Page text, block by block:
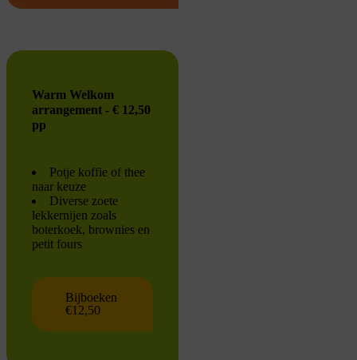
Warm Welkom
arrangement - € 12,50
pp
Potje koffie of thee
naar keuze
Diverse zoete
lekkernijen zoals
boterkoek, brownies en
petit fours
Bijboeken
€12,50